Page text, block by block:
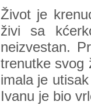
Život je
živi sa
neizvestan.
trenutke svog
imala je
Ivanu je bio